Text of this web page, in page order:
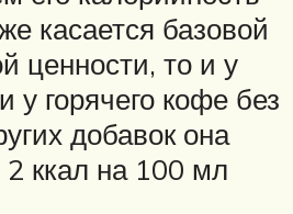
касается базовой
ценности, то и у
у горячего кофе без
добавок она
2 ккал на 100 мл